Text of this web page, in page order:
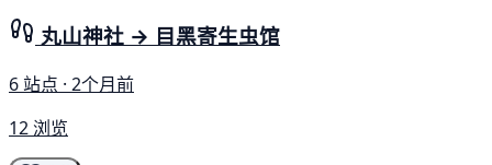
丸山神社 → 目黑寄生虫馆
6 站点 · 2个月前
12 浏览